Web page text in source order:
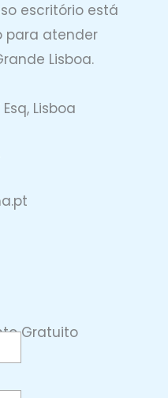
escritório está
para atender
Lisboa.
Lisboa
Gratuito